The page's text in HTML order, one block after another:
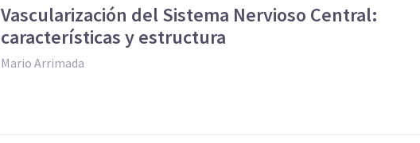
Vascularización del Sistema Nervioso Central:
características y estructura
Mario Arrimada